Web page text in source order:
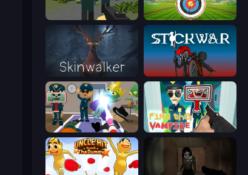
Archery World Tour
Skinwalker Stick War
Find The Alien Find the Vampire